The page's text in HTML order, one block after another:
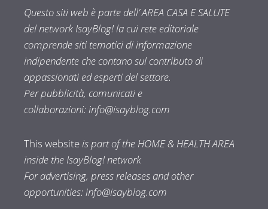
Questo siti web è parte dell’ AREA CASA E SALUTE
del network IsayBlog! la cui rete editoriale
comprende siti tematici di informazione
indipendente che contano sul contributo di
appassionati ed esperti del settore.
Per pubblicità, comunicati e
collaborazioni:info@isayblog.com
This websiteis part of the HOME & HEALTH AREA
inside the IsayBlog! network
For advertising, press releases and other
opportunities:info@isayblog.com